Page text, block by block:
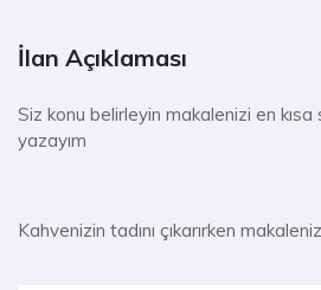
İlan Açıklaması
Siz konu belirleyin makalenizi en kısa
yazayım
Kahvenizin tadını çıkarırken